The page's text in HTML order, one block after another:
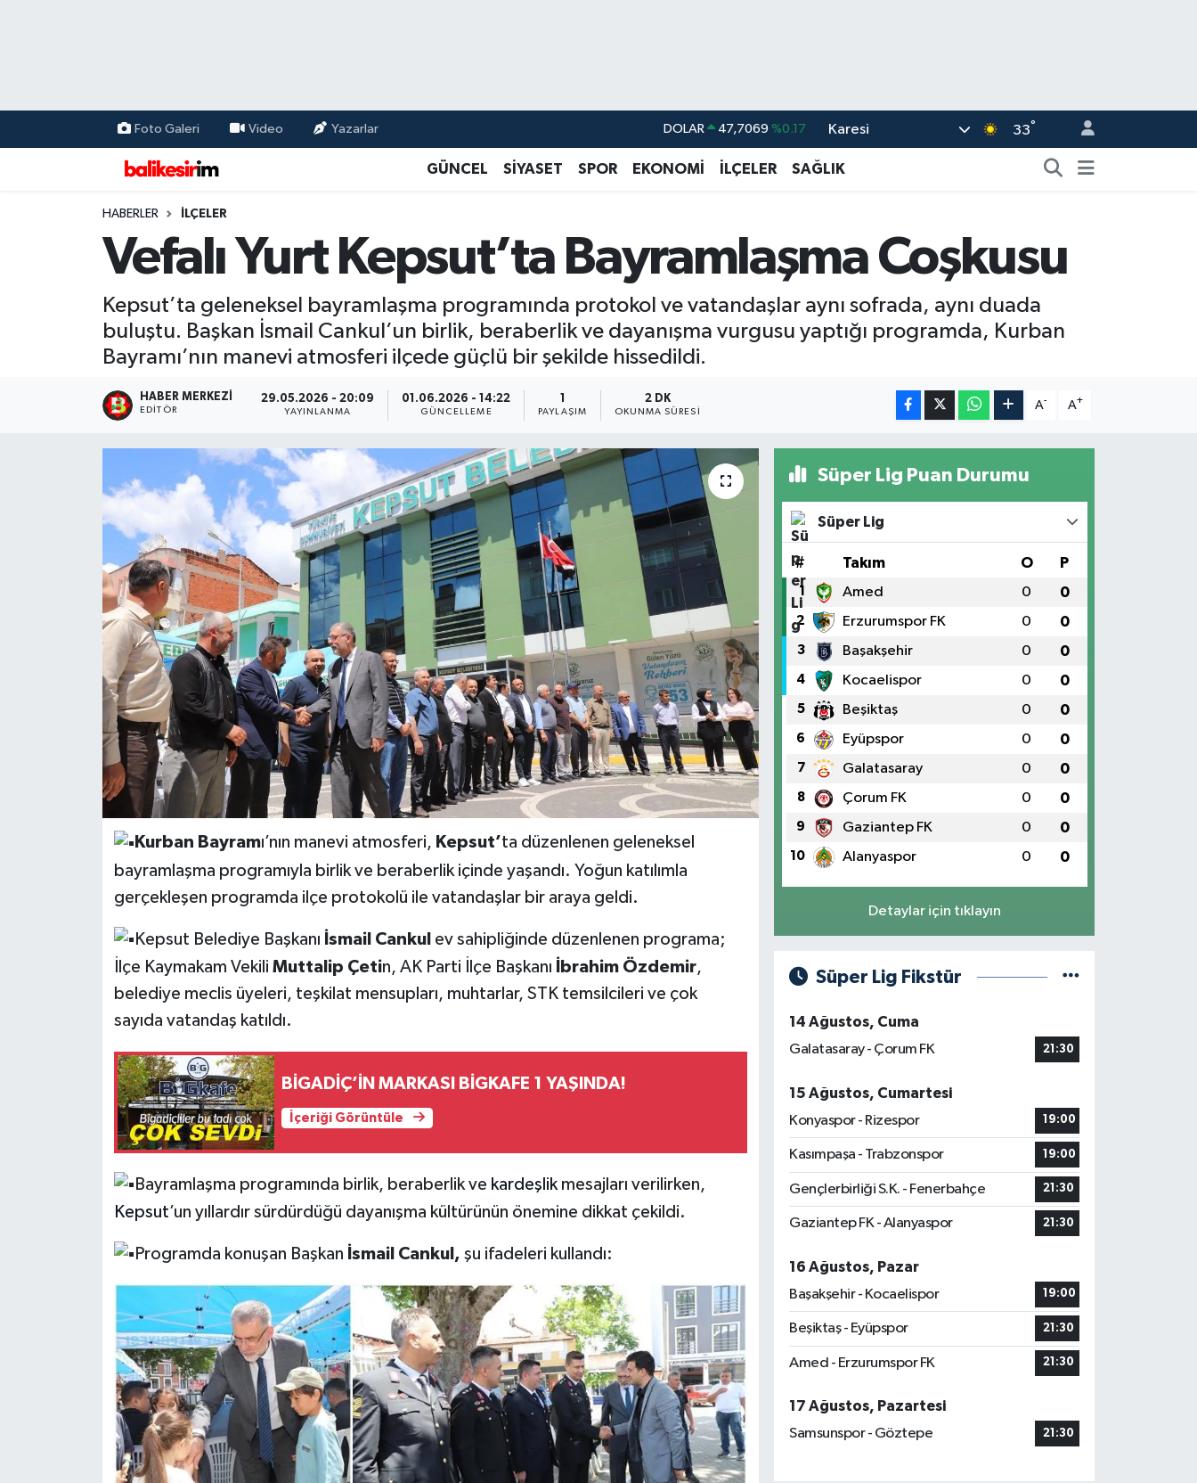
Foto Galeri Video Yazarlar DOLAR 47,7069 %0.17
EURO 55,0265 %0.01
BİST100 13.887 %64
Karesi 33°
GÜNCEL SİYASET SPOR EKONOMİ İLÇELER SAĞLIK
HABERLER İLÇELER
Vefalı Yurt Kepsut’ta Bayramlaşma Coşkusu
Kepsut’ta geleneksel bayramlaşma programında protokol ve vatandaşlar aynı sofrada, aynı duada
buluştu. Başkan İsmail Cankul’un birlik, beraberlik ve dayanışma vurgusu yaptığı programda, Kurban
Bayramı’nın manevi atmosferi ilçede güçlü bir şekilde hissedildi.
HABER MERKEZI
EDITÖR
29.05.2026 - 20:09
YAYINLANMA
01.06.2026 - 14:22
GÜNCELLEME
1
PAYLAŞIM
2 DK
OKUNMA SÜRESI
A- A+
Kurban Bayramı’nın manevi atmosferi, Kepsut’ta düzenlenen geleneksel
bayramlaşma programıyla birlik ve beraberlik içinde yaşandı. Yoğun katılımla
gerçekleşen programda ilçe protokolü ile vatandaşlar bir araya geldi.
Kepsut Belediye Başkanı İsmail Cankul ev sahipliğinde düzenlenen programa;
İlçe Kaymakam Vekili Muttalip Çetin, AK Parti İlçe Başkanı İbrahim Özdemir,
belediye meclis üyeleri, teşkilat mensupları, muhtarlar, STK temsilcileri ve çok
sayıda vatandaş katıldı.
BİGADİÇ’İN MARKASI BİGKAFE 1 YAŞINDA!
İçeriği Görüntüle
Bayramlaşma programında birlik, beraberlik ve kardeşlikmesajları verilirken,
Kepsut’un yıllardır sürdürdüğü dayanışma kültürünün önemine dikkat çekildi.
Programda konuşan Başkan İsmail Cankul, şu ifadeleri kullandı:
Süper Lig Puan Durumu
Süper Lig
# Takım O P
1 Amed 0 0
2 Erzurumspor FK 0 0
3 Başakşehir 0 0
4 Kocaelispor 0 0
5 Beşiktaş 0 0
6 Eyüpspor 0 0
7 Galatasaray 0 0
8 Çorum FK 0 0
9 Gaziantep FK 0 0
10 Alanyaspor 0 0
Detaylar için tıklayın
Süper Lig Fikstür
14 Ağustos, Cuma
Galatasaray - Çorum FK
21:30
15 Ağustos, Cumartesi
Konyaspor - Rizespor
19:00
Kasımpaşa - Trabzonspor 19:00
Gençlerbirliği S.K. - Fenerbahçe 21:30
Gaziantep FK - Alanyaspor 21:30
16 Ağustos, Pazar
Başakşehir - Kocaelispor
19:00
Beşiktaş - Eyüpspor 21:30
Amed - Erzurumspor FK 21:30
17 Ağustos, Pazartesi
Samsunspor - Göztepe
21:30